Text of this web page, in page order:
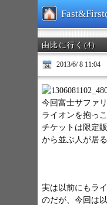
由比に行く(4)
2013/6/ 8 11:04
今回富士サファ
ライオンを抱っ
チケットは限定
から並ぶ人が居
実は以前にもラ
のだが、今回は